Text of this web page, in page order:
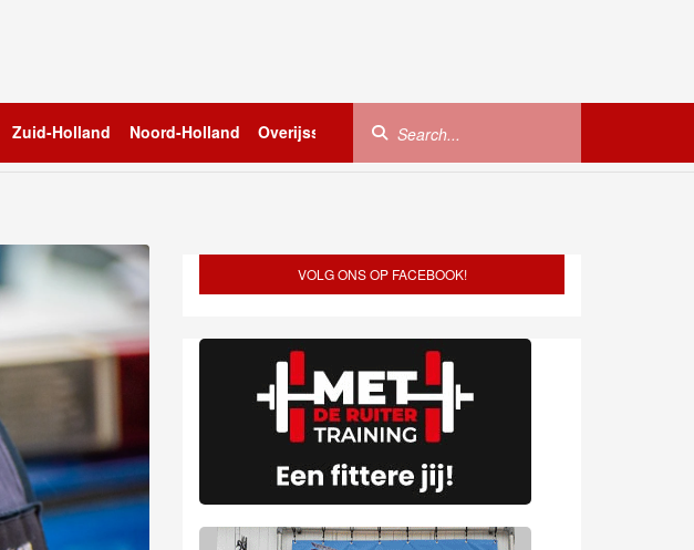
Zuid-Holland Noord-Holland Overijssel Utrecht Zeeland
VOLG ONS OP FACEBOOK!